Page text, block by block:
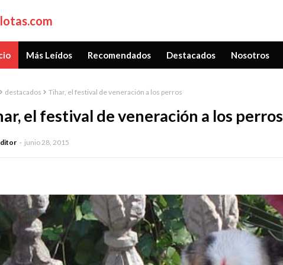
Más Leídos Recomendados Destacados Nosotros
destacados Tihar, el festival de veneración a los perros
el festival de veneración a los perros
junio 28, 2015